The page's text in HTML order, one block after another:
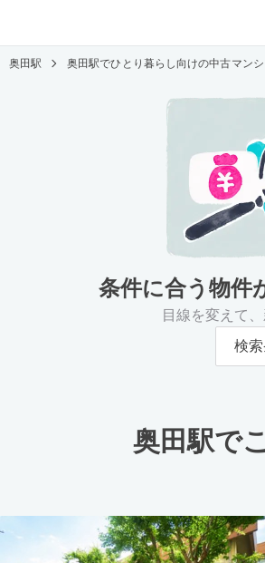
奥田駅 奥田駅でひとり暮らし向けの中古マン
条件に合う物件
目線を変えて
検
奥田駅で